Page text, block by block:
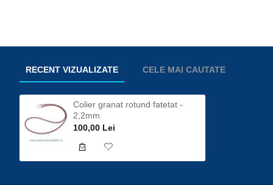
RECENT VIZUALIZATE CELE MAI CAUTATE
Colier granat rotund fatetat -
2,2mm
100,00 Lei